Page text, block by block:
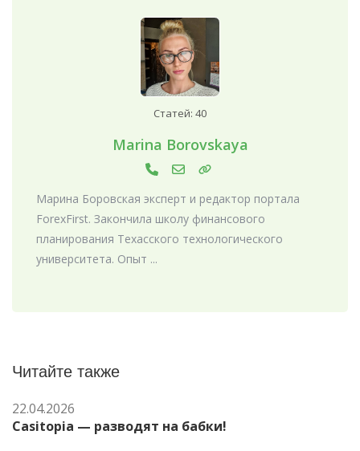
Статей: 40
Marina Borovskaya
Марина Боровская эксперт и редактор портала
ForexFirst. Закончила школу финансового
планирования Техасского технологического
университета. Опыт ...
Читайте также
22.04.2026
Casitopia — разводят на бабки!